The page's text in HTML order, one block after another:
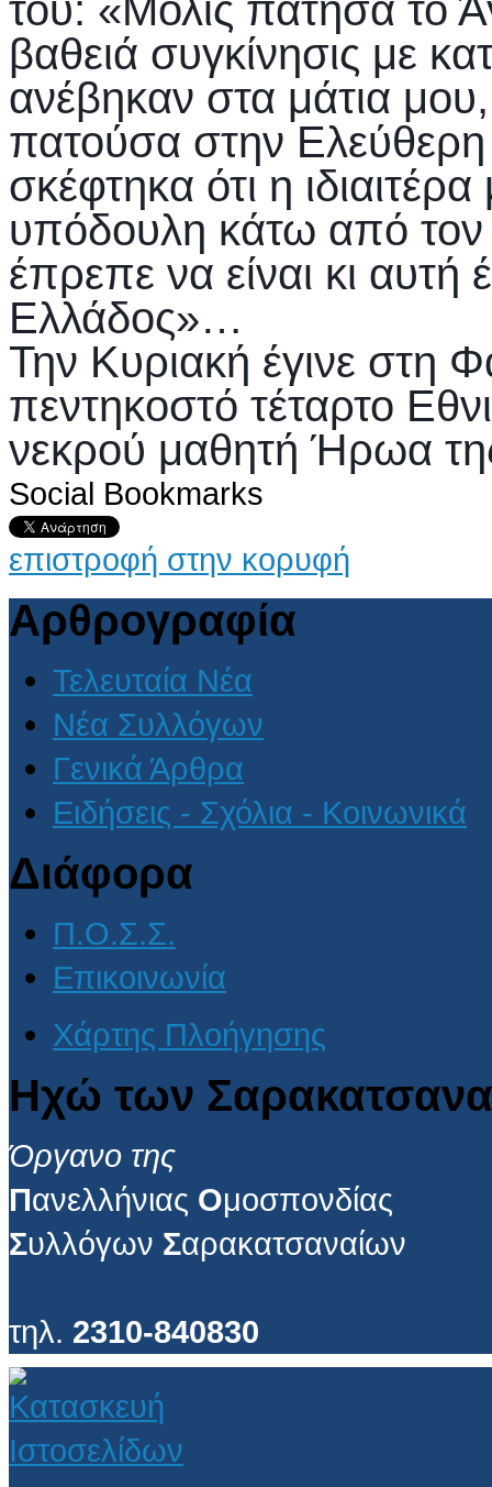
βαθειά συγκίνησις με
ανέβηκαν στα μάτια
πατούσα στην Ελεύθερη
σκέφτηκα ότι η
υπόδουλη κάτω από
έπρεπε να είναι κι αυτή
Ελλάδος»…
Την Κυριακή έγινε στη
πεντηκοστό τέταρτο
νεκρού μαθητή Ήρωα
Social Bookmarks
επιστροφή στην κορυφή
Αρθρογραφία
Τελευταία Νέα
Νέα Συλλόγων
Γενικά Άρθρα
Ειδήσεις - Σχόλια - Κοινωνικά
Διάφορα
Π.Ο.Σ.Σ.
Επικοινωνία
Χάρτης Πλοήγησης
Ηχώ των
Όργανο της
Πανελλήνιας Ομοσπονδίας
Συλλόγων Σαρακατσαναίων
τηλ. 2310-840830